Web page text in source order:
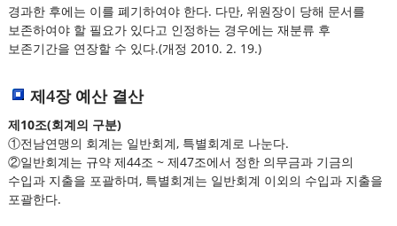
경과한 후에는 이를 폐기하여야 한다. 다만, 위원장이 당해 문서를
보존하여야 할 필요가 있다고 인정하는 경우에는 재분류 후
보존기간을 연장할 수 있다.(개정 2010. 2. 19.)
제4장 예산 결산
제10조(회계의 구분)
①전남연맹의 회계는 일반회계, 특별회계로 나눈다.
②일반회계는 규약 제44조 ~ 제47조에서 정한 의무금과 기금의
수입과 지출을 포괄하며, 특별회계는 일반회계 이외의 수입과 지출을
포괄한다.